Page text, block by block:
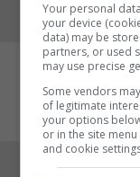
Ecco
Your personal
your device
data) may be
partners, or used
may use precise
Some vendors
of legitimate
your options
or in the site
and cookie